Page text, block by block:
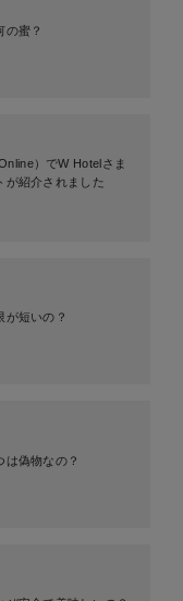
の蜜？
）でW Hotelさま
が紹介されました
が短いの？
は偽物なの？